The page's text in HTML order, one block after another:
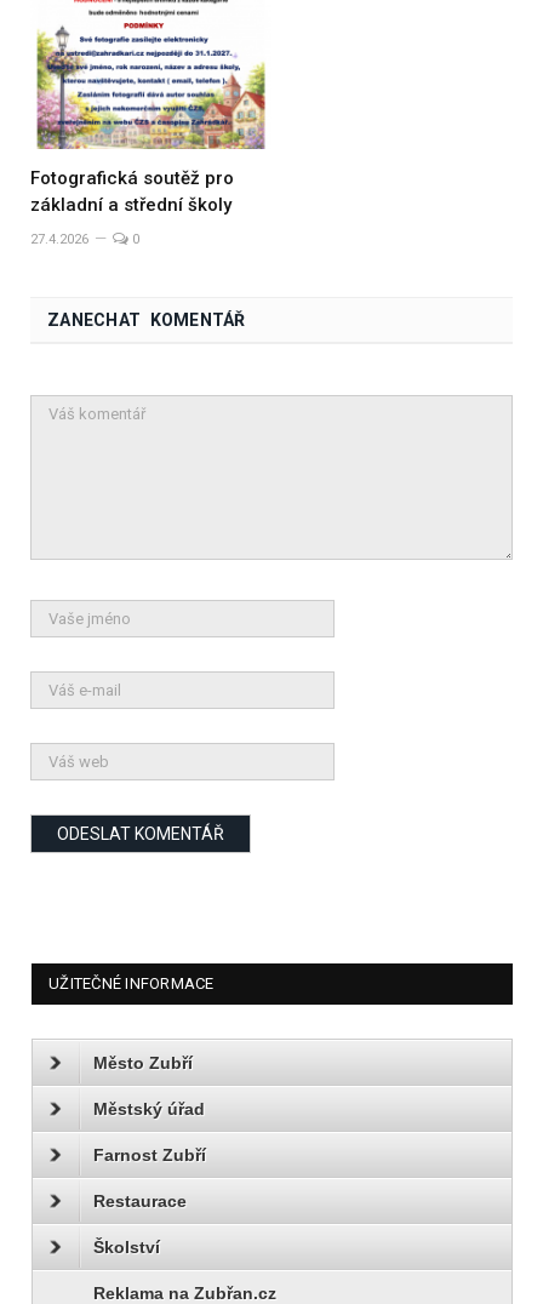
Fotografická soutěž pro
základní a střední školy
27.4.2026 0
ZANECHAT KOMENTÁŘ
UŽITEČNÉ INFORMACE
Město Zubří
Městský úřad
Farnost Zubří
Restaurace
Školství
Reklama na Zubřan.cz